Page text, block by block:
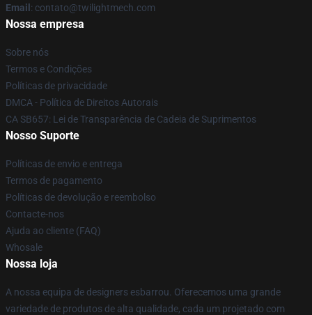
Email : contato@twilightmech.com
Nossa empresa
Sobre nós
Termos e Condições
Políticas de privacidade
DMCA - Política de Direitos Autorais
CA SB657: Lei de Transparência de Cadeia de Suprimentos
Nosso Suporte
Políticas de envio e entrega
Termos de pagamento
Políticas de devolução e reembolso
Contacte-nos
Ajuda ao cliente (FAQ)
Whosale
Nossa loja
A nossa equipa de designers esbarrou. Oferecemos uma grande
variedade de produtos de alta qualidade, cada um projetado com